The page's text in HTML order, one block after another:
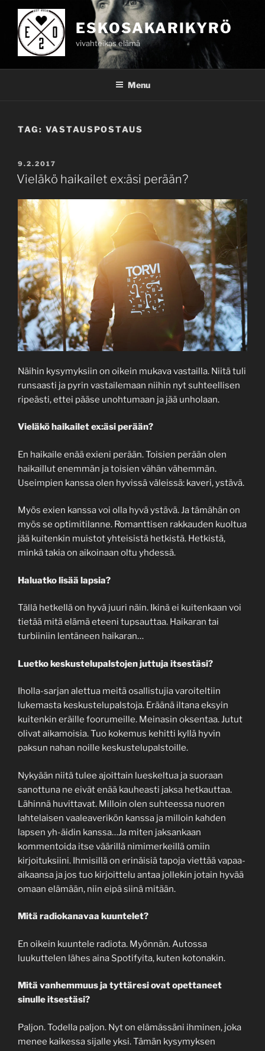
content
ESKOSAKARIKYRÖ
vivahteikas elämä
Menu
TAG: VASTAUSPOSTAUS
POSTED
ON
9.2.2017
Vieläkö haikailet ex:äsi perään?
Näihin kysymyksiin on oikein mukava vastailla. Niitä tuli
runsaasti ja pyrin vastailemaan niihin nyt suhteellisen
ripeästi, ettei pääse unohtumaan ja jää unholaan.
Vieläkö haikailet ex:äsi perään?
En haikaile enää exieni perään. Toisien perään olen
haikaillut enemmän ja toisien vähän vähemmän.
Useimpien kanssa olen hyvissä väleissä: kaveri, ystävä.
Myös exien kanssa voi olla hyvä ystävä. Ja tämähän on
myös se optimitilanne. Romanttisen rakkauden kuoltua
jää kuitenkin muistot yhteisistä hetkistä. Hetkistä,
minkä takia on aikoinaan oltu yhdessä.
Haluatko lisää lapsia?
Tällä hetkellä on hyvä juuri näin. Ikinä ei kuitenkaan voi
tietää mitä elämä eteeni tupsauttaa. Haikaran tai
turbiiniin lentäneen haikaran…
Luetko keskustelupalstojen juttuja itsestäsi?
Iholla-sarjan alettua meitä osallistujia varoiteltiin
lukemasta keskustelupalstoja. Eräänä iltana eksyin
kuitenkin eräille foorumeille. Meinasin oksentaa. Jutut
olivat aikamoisia. Tuo kokemus kehitti kyllä hyvin
paksun nahan noille keskustelupalstoille.
Nykyään niitä tulee ajoittain lueskeltua ja suoraan
sanottuna ne eivät enää kauheasti jaksa hetkauttaa.
Lähinnä huvittavat. Milloin olen suhteessa nuoren
lahtelaisen vaaleaverikön kanssa ja milloin kahden
lapsen yh-äidin kanssa…Ja miten jaksankaan
kommentoida itse väärillä nimimerkeillä omiin
kirjoituksiini. Ihmisillä on erinäisiä tapoja viettää vapaa-
aikaansa ja jos tuo kirjoittelu antaa jollekin jotain hyvää
omaan elämään, niin eipä siinä mitään.
Mitä radiokanavaa kuuntelet?
En oikein kuuntele radiota. Myönnän. Autossa
luukuttelen lähes aina Spotifyita, kuten kotonakin.
Mitä vanhemmuus ja tyttäresi ovat opettaneet
sinulle itsestäsi?
Paljon. Todella paljon. Nyt on elämässäni ihminen, joka
menee kaikessa sijalle yksi. Tämän kysymyksen